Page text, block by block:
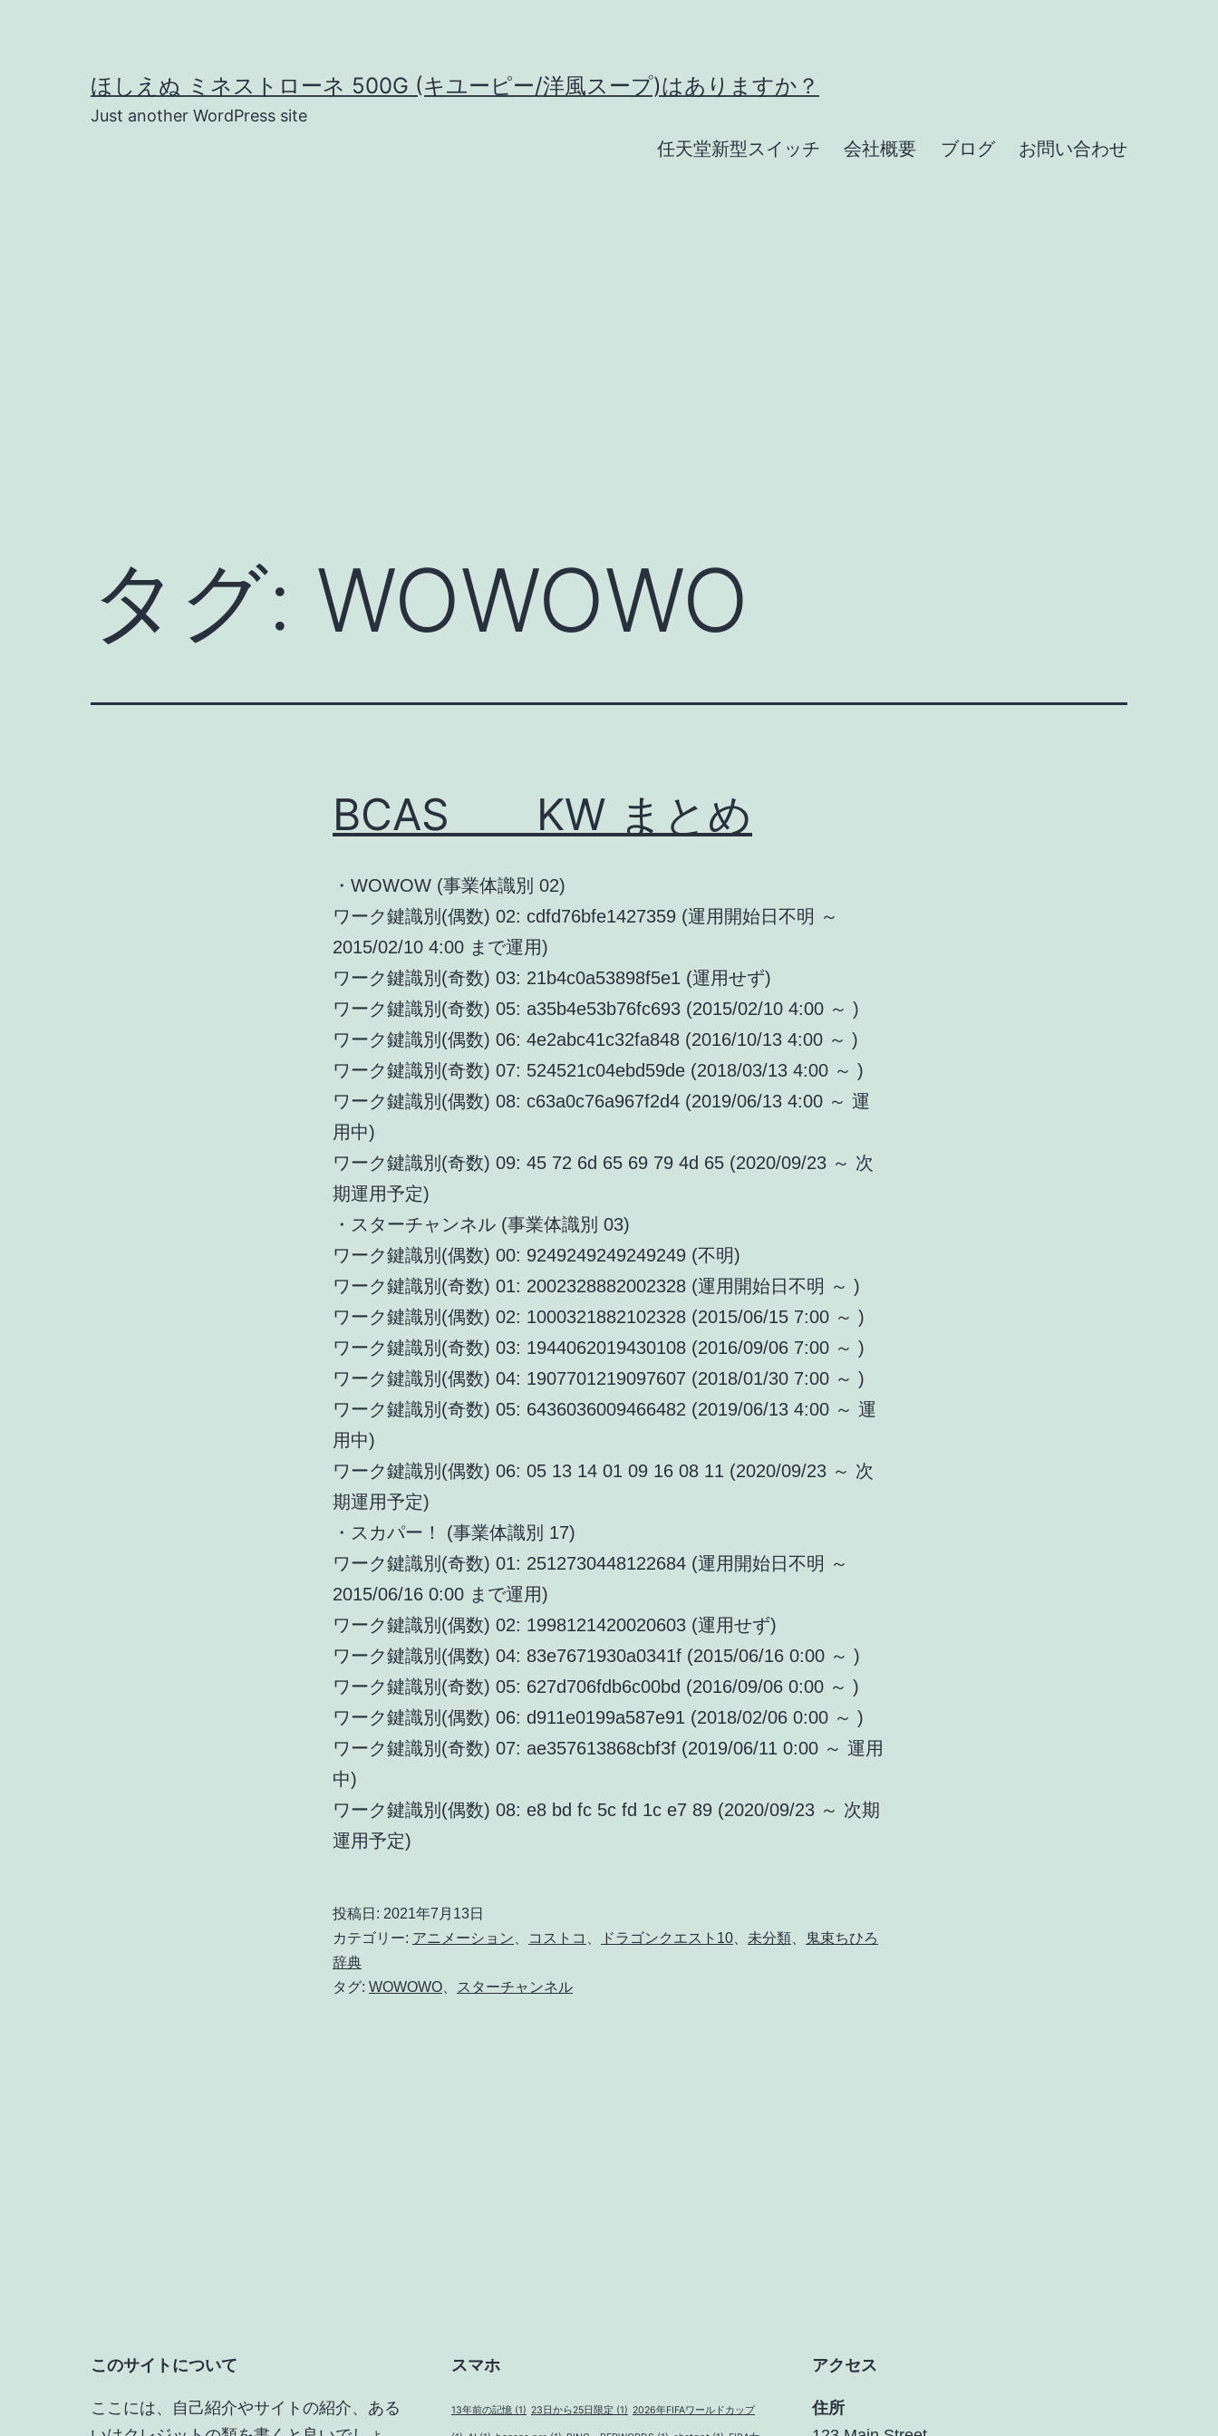
ほしえぬ ミネストローネ 500G (キユーピー/洋風スープ)はありますか？
Just another WordPress site
任天堂新型スイッチ 会社概要 ブログ お問い合わせ
タグ: WOWOWO
BCAS KW まとめ
・WOWOW (事業体識別 02)
ワーク鍵識別(偶数) 02: cdfd76bfe1427359 (運用開始日不明 ～
2015/02/10 4:00 まで運用)
ワーク鍵識別(奇数) 03: 21b4c0a53898f5e1 (運用せず)
ワーク鍵識別(奇数) 05: a35b4e53b76fc693 (2015/02/10 4:00 ～ )
ワーク鍵識別(偶数) 06: 4e2abc41c32fa848 (2016/10/13 4:00 ～ )
ワーク鍵識別(奇数) 07: 524521c04ebd59de (2018/03/13 4:00 ～ )
ワーク鍵識別(偶数) 08: c63a0c76a967f2d4 (2019/06/13 4:00 ～ 運
用中)
ワーク鍵識別(奇数) 09: 45 72 6d 65 69 79 4d 65 (2020/09/23 ～ 次
期運用予定)
・スターチャンネル (事業体識別 03)
ワーク鍵識別(偶数) 00: 9249249249249249 (不明)
ワーク鍵識別(奇数) 01: 2002328882002328 (運用開始日不明 ～ )
ワーク鍵識別(偶数) 02: 1000321882102328 (2015/06/15 7:00 ～ )
ワーク鍵識別(奇数) 03: 1944062019430108 (2016/09/06 7:00 ～ )
ワーク鍵識別(偶数) 04: 1907701219097607 (2018/01/30 7:00 ～ )
ワーク鍵識別(奇数) 05: 6436036009466482 (2019/06/13 4:00 ～ 運
用中)
ワーク鍵識別(偶数) 06: 05 13 14 01 09 16 08 11 (2020/09/23 ～ 次
期運用予定)
・スカパー！ (事業体識別 17)
ワーク鍵識別(奇数) 01: 2512730448122684 (運用開始日不明 ～
2015/06/16 0:00 まで運用)
ワーク鍵識別(偶数) 02: 1998121420020603 (運用せず)
ワーク鍵識別(偶数) 04: 83e7671930a0341f (2015/06/16 0:00 ～ )
ワーク鍵識別(奇数) 05: 627d706fdb6c00bd (2016/09/06 0:00 ～ )
ワーク鍵識別(偶数) 06: d911e0199a587e91 (2018/02/06 0:00 ～ )
ワーク鍵識別(奇数) 07: ae357613868cbf3f (2019/06/11 0:00 ～ 運用
中)
ワーク鍵識別(偶数) 08: e8 bd fc 5c fd 1c e7 89 (2020/09/23 ～ 次期
運用予定)
投稿日: 2021年7月13日
カテゴリー: アニメーション コストコ ドラゴンクエスト10 未分類
鬼束ちひろ
辞典
タグ: WOWOWO スターチャンネル
このサイトについて
ここには、自己紹介やサイトの紹介、ある
スマホ
13年前の記憶 (1) 23日から25日限定 (1) 2026年FIFAワールドカップ
アクセス
住所